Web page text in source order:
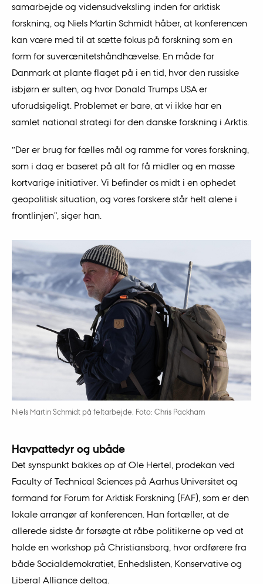
samarbejde og vidensudveksling inden for arktisk
forskning, og Niels Martin Schmidt håber, at konferencen
kan være med til at sætte fokus på forskning som en
form for suverænitetshåndhævelse. En måde for
Danmark at plante flaget på i en tid, hvor den russiske
isbjørn er sulten, og hvor Donald Trumps USA er
uforudsigeligt. Problemet er bare, at vi ikke har en
samlet national strategi for den danske forskning i Arktis.
”Der er brug for fælles mål og ramme for vores forskning,
som i dag er baseret på alt for få midler og en masse
kortvarige initiativer. Vi befinder os midt i en ophedet
geopolitisk situation, og vores forskere står helt alene i
frontlinjen", siger han.
Niels Martin Schmidt på feltarbejde. Foto: Chris Packham
Havpattedyr og ubåde
Det synspunkt bakkes op af Ole Hertel, prodekan ved
Faculty of Technical Sciences på Aarhus Universitet og
formand for Forum for Arktisk Forskning (FAF), som er den
lokale arrangør af konferencen. Han fortæller, at de
allerede sidste år forsøgte at råbe politikerne op ved at
holde en workshop på Christiansborg, hvor ordførere fra
både Socialdemokratiet, Enhedslisten, Konservative og
Liberal Alliance deltog.